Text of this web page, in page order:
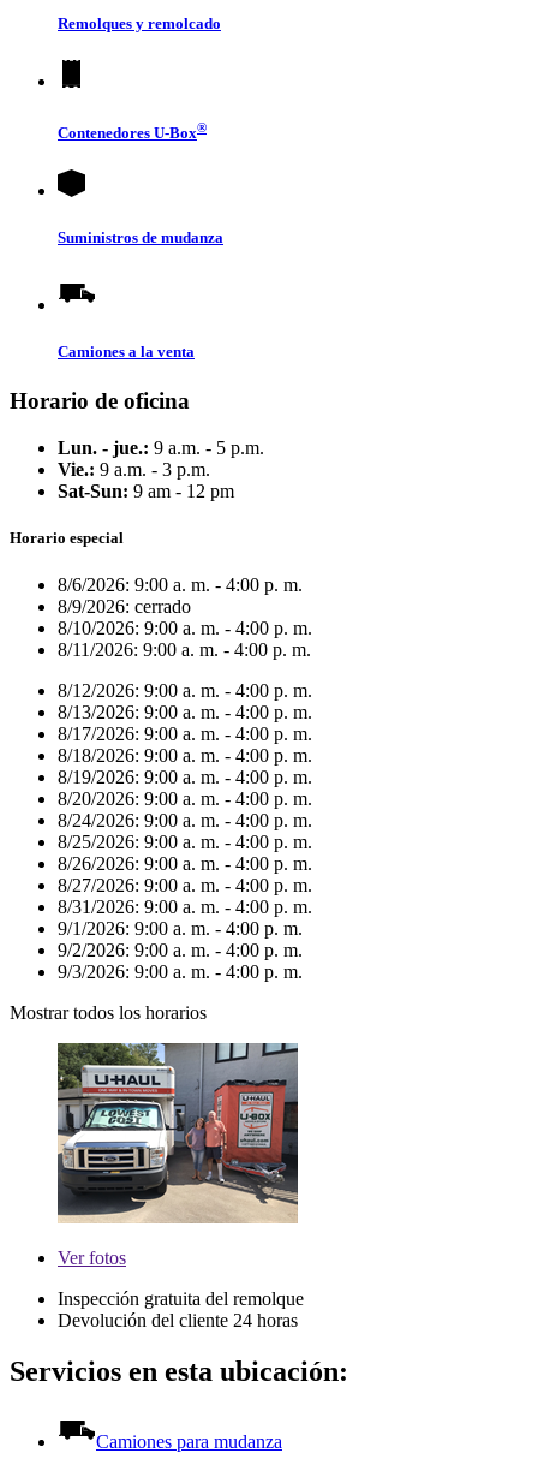
Remolques y remolcado
Contenedores U-Box®
Suministros de mudanza
Camiones a la venta
Horario de oficina
Lun. - jue.: 9 a.m. - 5 p.m.
Vie.: 9 a.m. - 3 p.m.
Sat-Sun: 9 am - 12 pm
Horario especial
8/6/2026: 9:00 a. m. - 4:00 p. m.
8/9/2026: cerrado
8/10/2026: 9:00 a. m. - 4:00 p. m.
8/11/2026: 9:00 a. m. - 4:00 p. m.
8/12/2026: 9:00 a. m. - 4:00 p. m.
8/13/2026: 9:00 a. m. - 4:00 p. m.
8/17/2026: 9:00 a. m. - 4:00 p. m.
8/18/2026: 9:00 a. m. - 4:00 p. m.
8/19/2026: 9:00 a. m. - 4:00 p. m.
8/20/2026: 9:00 a. m. - 4:00 p. m.
8/24/2026: 9:00 a. m. - 4:00 p. m.
8/25/2026: 9:00 a. m. - 4:00 p. m.
8/26/2026: 9:00 a. m. - 4:00 p. m.
8/27/2026: 9:00 a. m. - 4:00 p. m.
8/31/2026: 9:00 a. m. - 4:00 p. m.
9/1/2026: 9:00 a. m. - 4:00 p. m.
9/2/2026: 9:00 a. m. - 4:00 p. m.
9/3/2026: 9:00 a. m. - 4:00 p. m.
Mostrar todos los horarios
Verfotos
Inspección gratuita del remolque
Devolución del cliente 24 horas
Servicios en esta ubicación:
Camiones para mudanza